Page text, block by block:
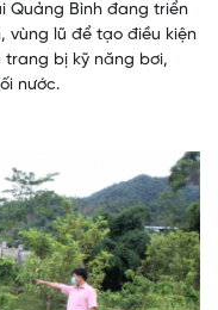
Quảng Bình đang triển
vùng lũ để tạo điều kiện
trang bị kỹ năng bơi,
nước.